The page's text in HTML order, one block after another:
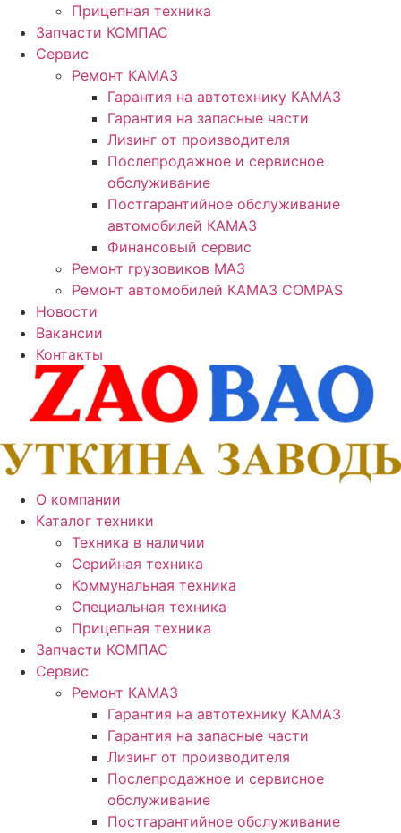
Прицепная техника
Запчасти КОМПАС
Сервис
Ремонт КАМАЗ
Гарантия на автотехнику КАМАЗ
Гарантия на запасные части
Лизинг от производителя
Послепродажное и сервисное
обслуживание
Постгарантийное обслуживание
автомобилей КАМАЗ
Финансовый сервис
Ремонт грузовиков МАЗ
Ремонт автомобилей КАМАЗ COMPAS
Новости
Вакансии
Контакты
О компании
Каталог техники
Техника в наличии
Серийная техника
Коммунальная техника
Специальная техника
Прицепная техника
Запчасти КОМПАС
Сервис
Ремонт КАМАЗ
Гарантия на автотехнику КАМАЗ
Гарантия на запасные части
Лизинг от производителя
Послепродажное и сервисное
обслуживание
Постгарантийное обслуживание